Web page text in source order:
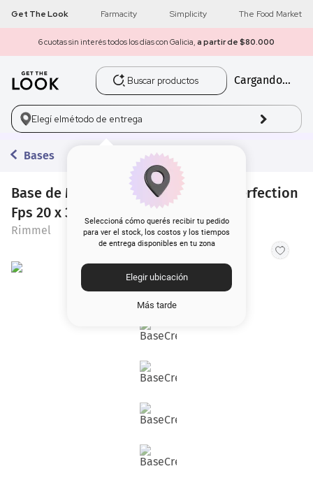
Get The Look Farmacity Simplicity The Food Market
6 cuotas sin interés todos los días con Galicia, a partir de $80.000
Buscar productos
Cargando...
Elegí elmétodo de entrega
Seleccioná cómo querés recibir tu pedido
para ver el stock, los costos y los tiempos
de entrega disponibles en tu zona
Elegir ubicación
Más tarde
Bases
Base de Maquillaje Rimmel Match Perfection
Fps 20 x 30 ml
Rimmel
1 get the look
2 máscara pestañas
3.
5. corrector